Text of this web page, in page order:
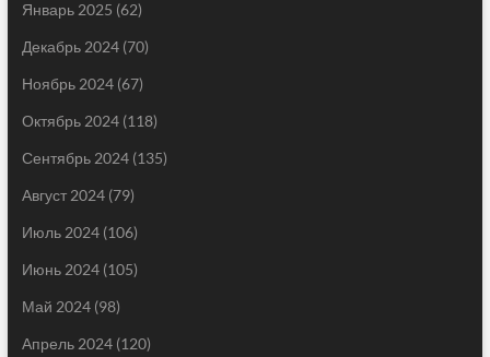
Январь 2025 (62)
Декабрь 2024(70)
Ноябрь 2024(67)
Октябрь 2024(118)
Сентябрь 2024(135)
Август 2024(79)
Июль 2024(106)
Июнь 2024(105)
Май 2024(98)
Апрель 2024(120)